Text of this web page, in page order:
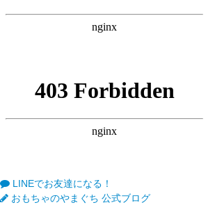
LINEでお友達になる！
おもちゃのやまぐち 公式ブログ